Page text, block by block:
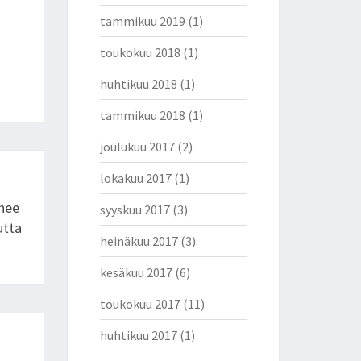
tammikuu 2019 (1)
toukokuu 2018 (1)
huhtikuu 2018 (1)
tammikuu 2018 (1)
joulukuu 2017(2)
lokakuu 2017(1)
syyskuu 2017(3)
heinäkuu 2017(3)
kesäkuu 2017(6)
toukokuu 2017(11)
huhtikuu 2017(1)